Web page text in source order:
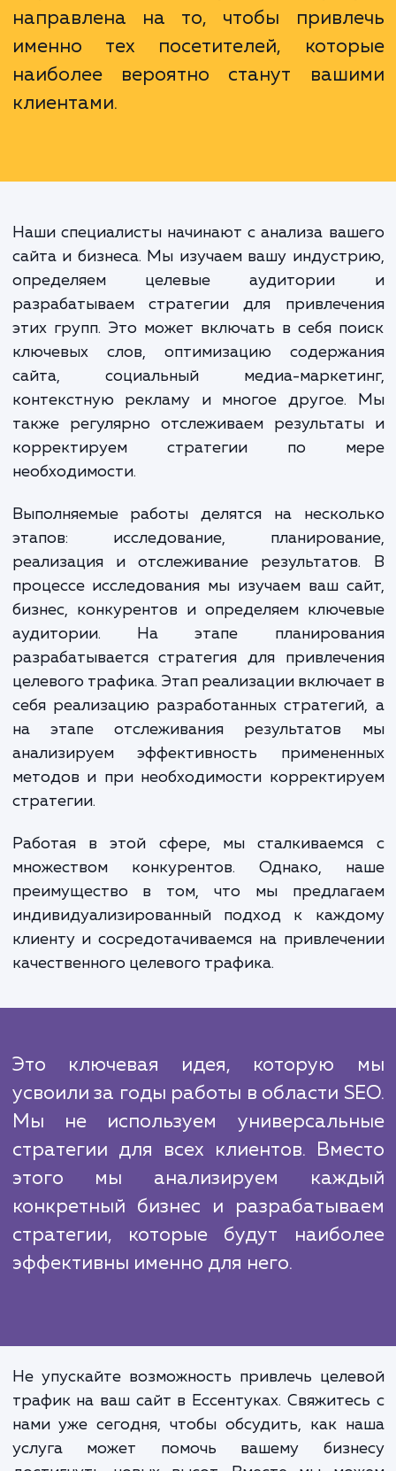
Неважно, сколько людей
ваш сайт каждый день, если
принимают желаемых
Целевой трафик - это ключ к
маркетинга. Поэтому наша
именно тех посетителей,
наиболее вероятно станут
клиентами.
Наши специалисты начинают с анализа
сайта и бизнеса. Мы изучаем вашу
разрабатываем стратегии для
этих групп. Это может включать в себя
ключевых слов, оптимизацию
сайта, социальный медиа-
контекстную рекламу и многое
также регулярно отслеживаем
корректируем стратегии по
необходимости.
Выполняемые работы делятся на
этапов: исследование,
реализация и отслеживание
процессе исследования мы изучаем ваш
бизнес, конкурентов и определяем
аудитории. На этапе
разрабатывается стратегия для
целевого трафика. Этап реализации
себя реализацию разработанных
методов и при необходимости
Работая в этой сфере, мы
множеством конкурентов. Однако,
преимущество в том, что мы
индивидуализированный подход к
клиенту и сосредотачиваемся на
качественного целевого трафика.
Это ключевая идея, которую
усвоили за годы работы в области
Мы не используем